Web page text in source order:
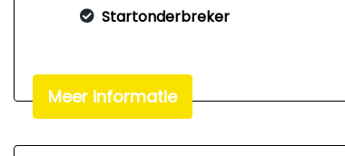
Startonderbreker
Meer informatie